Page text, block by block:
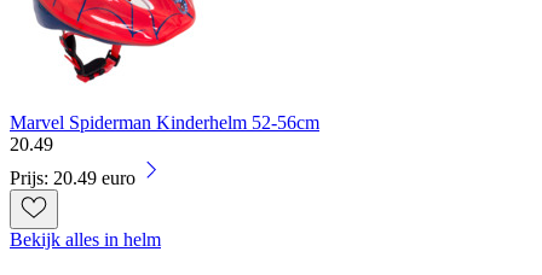
Marvel Spiderman Kinderhelm 52-56cm
20.49
Prijs: 20.49 euro
Bekijk alles in helm